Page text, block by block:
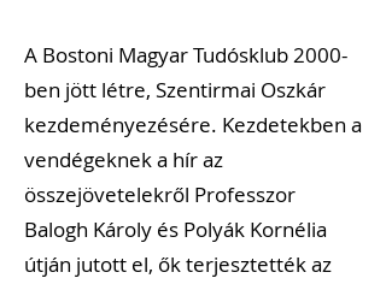
A Bostoni Magyar Tudósklub 2000-
ben jött létre, Szentirmai Oszkár
kezdeményezésére. Kezdetekben a
vendégeknek a hír az
összejövetelekről Professzor
Balogh Károly és Polyák Kornélia
útján jutott el, ők terjesztették az